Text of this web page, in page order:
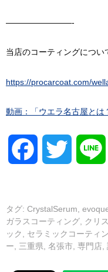
————————-
当店のコーティングについ
https://procarcoat.com/
動画：「ウエラ名古屋とは
Facebook Twitter
タグ: CrystalSerum
ガラスコーティング
クリ
ック
セラミックコーティ
ー
三重県 名張市 専門店